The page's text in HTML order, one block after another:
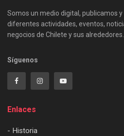
Somos un medio digital, publicamos
diferentes actividades, eventos,
negocios de Chilete y sus alrededores.
Síguenos
Enlaces
- Historia